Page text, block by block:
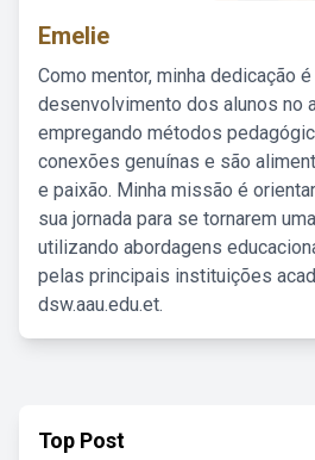
Emelie
Como mentor, minha dedicação
desenvolvimento dos alunos no
empregando métodos
conexões genuínas e são
e paixão. Minha missão é
sua jornada para se tornarem
utilizando abordagens
pelas principais instituições
dsw.aau.edu.et.
Top Post